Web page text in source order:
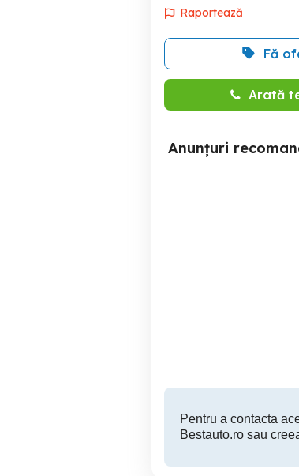
Raportează
Fă
Arată
Anunțuri
Pentru a contacta
Bestauto.ro sau